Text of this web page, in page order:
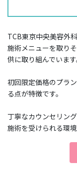
TCB東京中央美容外
施術メニューを取り
供に取り組んでいます
初回限定価格のプラ
る点が特徴です。
丁寧なカウンセリン
施術を受けられる環